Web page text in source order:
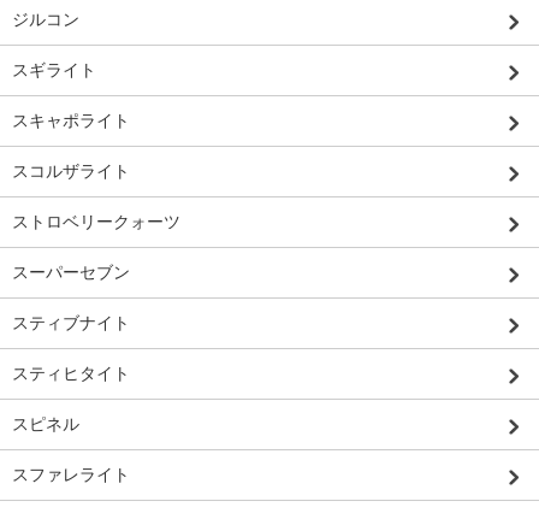
ジルコン
スギライト
スキャポライト
スコルザライト
ストロベリークォーツ
スーパーセブン
スティブナイト
スティヒタイト
スピネル
スファレライト